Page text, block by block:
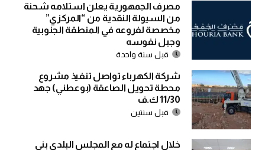
مصرف الجمهورية يعلن استلامه شحنة
من السيولة النقدية من “المركزي”
مخصصة لفروعه في المنطقة الجنوبية
وجبل نفوسه
قبل سنة واحدة
شركة الكهرباء تواصل تنفيذ مشروع
محطة تحويل الصاعقة (بوعطني) جهد
11/30 ك.ف
قبل سنتين
خلال اجتماع له مع المجلس البلدي بني